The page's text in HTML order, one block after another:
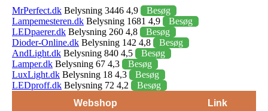
MrPerfect.dk Belysning 3446 4,9
Besøg
Lampemesteren.dk Belysning 1681 4,9
Besøg
LEDpaerer.dk Belysning 260 4,8
Besøg
Dioder-Online.dk Belysning 142 4,8
Besøg
AndLight.dk Belysning 840 4,5
Besøg
Lamper.dk Belysning 67 4,3
Besøg
LuxLight.dk Belysning 18 4,3
Besøg
LEDproff.dk Belysning 72 4,2
Besøg
Webshop
Link